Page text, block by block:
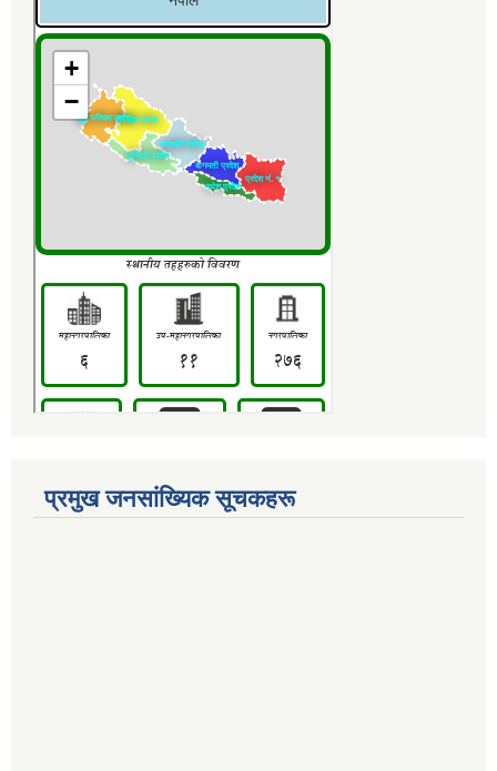
प्रमुख जनसांख्यिक सूचकहरू